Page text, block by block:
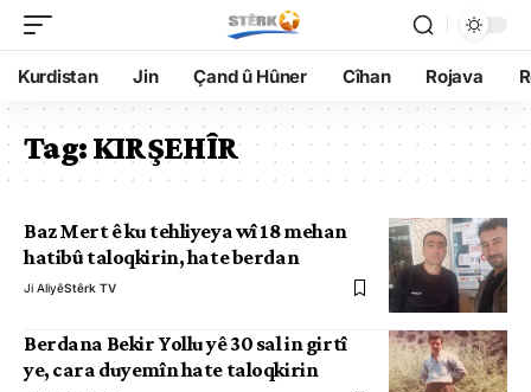
Kurdistan Jin Çand û Hûner Cîhan Rojava
Tag:KIRŞEHÎR
Baz Mert ê ku tehliyeya wî 18 mehan
hatibû taloqkirin, hate berdan
Ji AliyêStêrk TV
Berdana Bekir Yollu yê 30 sal in girtî
ye, cara duyemîn hate taloqkirin